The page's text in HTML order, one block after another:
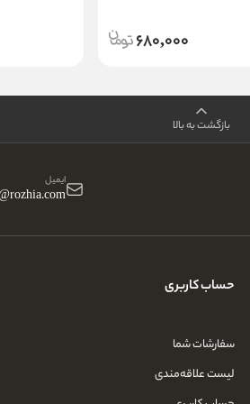
680,000
بازگشت به بالا
ایمیل
حساب کاربری
سفارشات شما
لیست علاقه‌مندی